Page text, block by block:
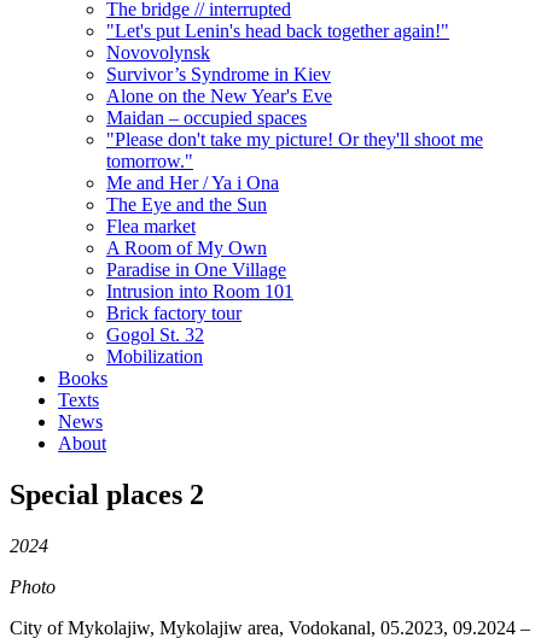
The bridge // interrupted
"Let's put Lenin's head back together again!"
Novovolynsk
Survivor’s Syndrome in Kiev
Alone on the New Year's Eve
Maidan – occupied spaces
"Please don't take my picture! Or they'll shoot me
tomorrow."
Me and Her / Ya i Ona
The Eye and the Sun
Flea market
A Room of My Own
Paradise in One Village
Intrusion into Room 101
Brick factory tour
Gogol St. 32
Mobilization
Books
Texts
News
About
Special places 2
2024
Photo
City of Mykolajiw, Mykolajiw area, Vodokanal, 05.2023, 09.2024 –